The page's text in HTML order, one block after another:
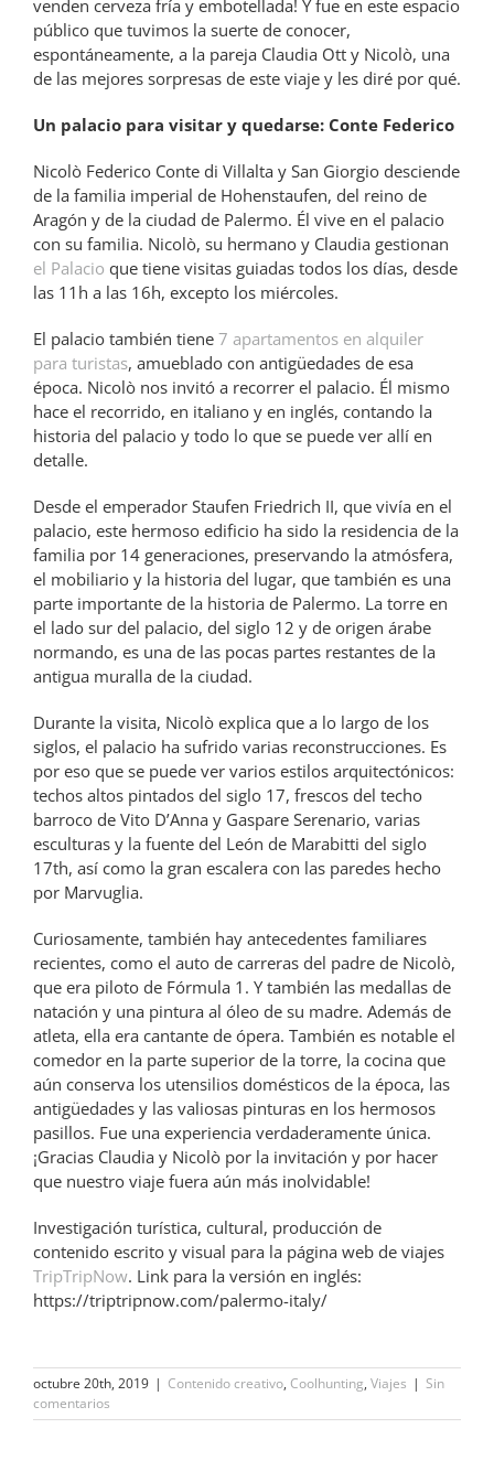
venden cerveza fría y embotellada! Y fue en este espacio
público que tuvimos la suerte de conocer,
espontáneamente, a la pareja Claudia Ott y Nicolò, una
de las mejores sorpresas de este viaje y les diré por qué.
Un palacio para visitar y quedarse: Conte Federico
Nicolò Federico Conte di Villalta y San Giorgio desciende
de la familia imperial de Hohenstaufen, del reino de
Aragón y de la ciudad de Palermo. Él vive en el palacio
con su familia. Nicolò, su hermano y Claudia gestionan
el Palacio que tiene visitas guiadas todos los días, desde
las 11h a las 16h, excepto los miércoles.
El palacio también tiene 7 apartamentos en alquiler
para turistas, amueblado con antigüedades de esa
época. Nicolò nos invitó a recorrer el palacio. Él mismo
hace el recorrido, en italiano y en inglés, contando la
historia del palacio y todo lo que se puede ver allí en
detalle.
Desde el emperador Staufen Friedrich II, que vivía en el
palacio, este hermoso edificio ha sido la residencia de la
familia por 14 generaciones, preservando la atmósfera,
el mobiliario y la historia del lugar, que también es una
parte importante de la historia de Palermo. La torre en
el lado sur del palacio, del siglo 12 y de origen árabe
normando, es una de las pocas partes restantes de la
antigua muralla de la ciudad.
Durante la visita, Nicolò explica que a lo largo de los
siglos, el palacio ha sufrido varias reconstrucciones. Es
por eso que se puede ver varios estilos arquitectónicos:
techos altos pintados del siglo 17, frescos del techo
barroco de Vito D’Anna y Gaspare Serenario, varias
esculturas y la fuente del León de Marabitti del siglo
17th, así como la gran escalera con las paredes hecho
por Marvuglia.
Curiosamente, también hay antecedentes familiares
recientes, como el auto de carreras del padre de Nicolò,
que era piloto de Fórmula 1. Y también las medallas de
natación y una pintura al óleo de su madre. Además de
atleta, ella era cantante de ópera. También es notable el
comedor en la parte superior de la torre, la cocina que
aún conserva los utensilios domésticos de la época, las
antigüedades y las valiosas pinturas en los hermosos
pasillos. Fue una experiencia verdaderamente única.
¡Gracias Claudia y Nicolò por la invitación y por hacer
que nuestro viaje fuera aún más inolvidable!
Investigación turística, cultural, producción de
contenido escrito y visual para la página web de viajes
TripTripNow. Link para la versión en inglés:
https://triptripnow.com/palermo-italy/
octubre 20th, 2019 | Contenido creativo, Coolhunting, Viajes | Sin
comentarios